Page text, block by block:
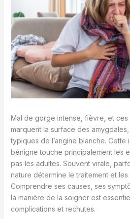
Mal de gorge intense, fièvre, et ces
marquent la surface des
typiques de l’angine blanche. Cette
bénigne touche principalement les
pas les adultes. Souvent virale,
nature détermine le traitement et
Comprendre ses causes, ses
la manière de la soigner est
complications et rechutes.